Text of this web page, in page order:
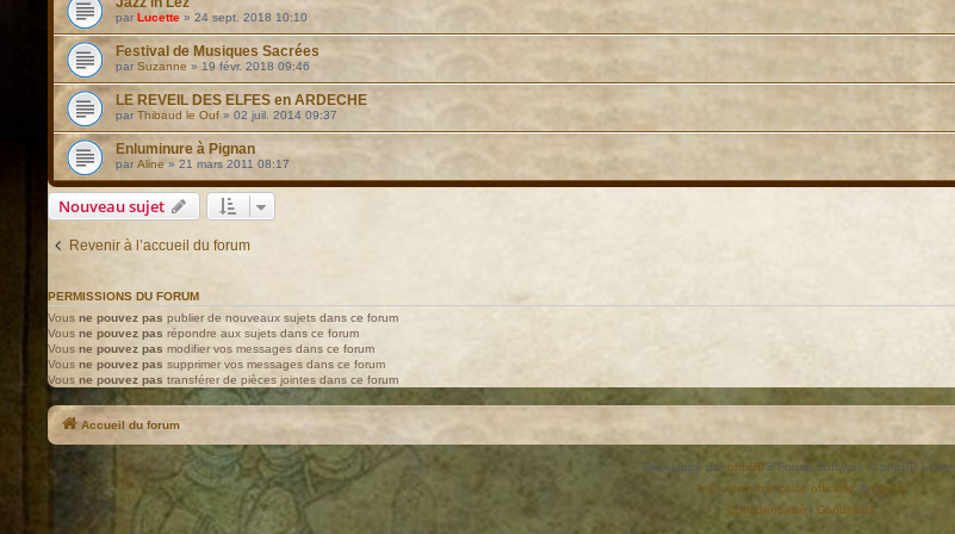
par Lucette » 24 sept. 2018 10:10
Festival de Musiques Sacrées
par Suzanne » 19 févr. 2018 09:46
LE REVEIL DES ELFES en ARDECHE
par Thibaud le Ouf » 02 juil. 2014 09:37
Enluminure à Pignan
par Aline » 21 mars 2011 08:17
Nouveau sujet
Revenir à l’accueil du forum
PERMISSIONS DU FORUM
Vous ne pouvez pas publier de nouveaux sujets dans ce forum
Vous ne pouvez pas répondre aux sujets dans ce forum
Vous ne pouvez pas modifier vos messages dans ce forum
Vous ne pouvez pas supprimer vos messages dans ce forum
Vous ne pouvez pas transférer de pièces jointes dans ce forum
Accueil du forum
Développé par phpBB ® Forum Software © phpBB Limited
Traduction française officielle
Qiaeru
Confidentialité
Conditions